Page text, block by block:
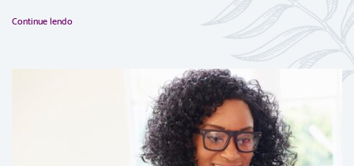
Continue lendo